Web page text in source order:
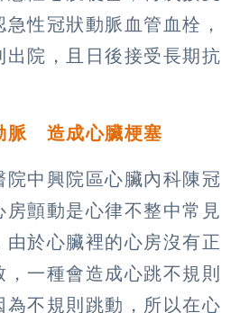
性冠狀動脈血管血栓，
出院，且日後接受長期抗
脈 造成心臟梗塞
院中興院區心臟內科陳冠
房顫動是心律不整中常見
由於心臟裡的心房沒有正
一種會造成心跳不規則
為不規則跳動，所以在心